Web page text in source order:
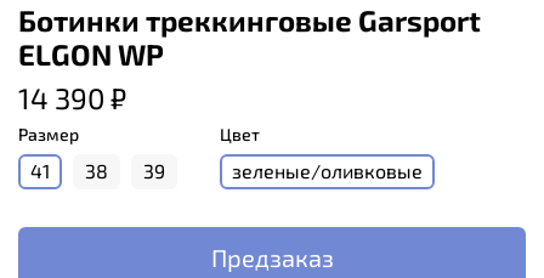
Ботинки треккинговые Garsport
ELGON WP
14 390 ₽
Размер
41 38 39
Цвет
зеленые/оливковые
Предзаказ